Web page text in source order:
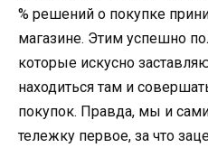
% решений о покупке
магазине. Этим успешно
которые искусно
находиться там и
покупок. Правда, мы и
тележку первое, за что